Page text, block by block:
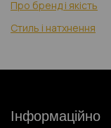
Про бренд і якість
Стиль і натхнення
Інформаційно